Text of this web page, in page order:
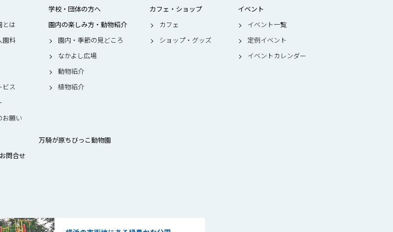
とは
園料
ビス
お願い
学校・団体の方へ
園内の楽しみ方・動物紹介
園内・季節の見どころ
なかよし広場
動物紹介
植物紹介
カフェ・ショップ
カフェ
ショップ・グッズ
イベント
イベント一覧
定例イベント
イベントカレンダー
問合せ
万騎が原ちびっこ動物園